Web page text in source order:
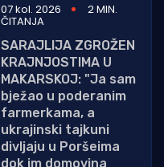
07 kol. 2026
2 MIN.
ČITANJA
SARAJLIJA ZGROŽEN
KRAJNJOSTIMA U
MAKARSKOJ: "Ja sam
bježao u poderanim
farmerkama, a
ukrajinski tajkuni
divljaju u Poršeima
dok im domovina